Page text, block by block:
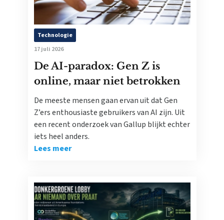
Technologie
17 juli 2026
De AI-paradox: Gen Z is
online, maar niet betrokken
De meeste mensen gaan ervan uit dat Gen
Z’ers enthousiaste gebruikers van AI zijn. Uit
een recent onderzoek van Gallup blijkt echter
iets heel anders.
Lees meer